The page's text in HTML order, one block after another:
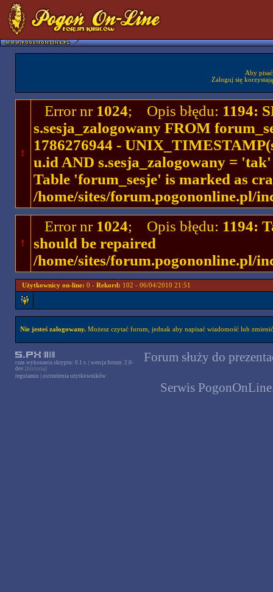
Aby
Zaloguj się
!
Error nr 1024; Opis błędu: 1194:
s.sesja_zalogowany FROM
1786276944 -
u.id AND s.sesja_zalogowany =
Table 'forum_sesje' is marked as
/home/sites/forum.pogononline.pl/
!
Error nr 1024; Opis błędu: 1194:
should be repaired
/home/sites/forum.pogononline.pl/
Użytkownicy on-line: 0 - Rekord: 102 - 06/04/2010 21:51
Nie jesteś zalogowany.Możesz czytać forum, jednak aby napisać wiadomość lub
czas wykonania skryptu: 0.1 s. | wersja forum: 2.0-
dev [historia]
regulamin
ostrzeżenia użytkowników
Forum służy do
Serwis